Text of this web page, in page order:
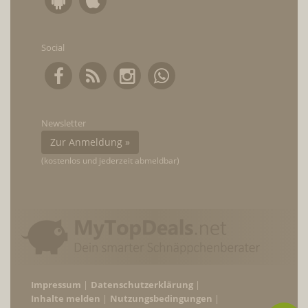
Social
Newsletter
Zur Anmeldung »
(kostenlos und jederzeit abmeldbar)
Impressum
Datenschutzerklärung
Inhalte melden
Nutzungsbedingungen